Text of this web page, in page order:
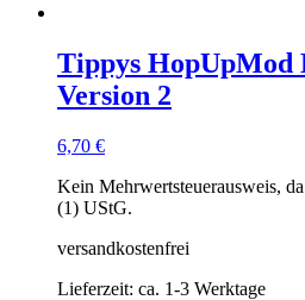
Tippys HopUpMod
Version 2
6,70 €
Kein Mehrwertsteuerausweis,
(1) UStG.
versandkostenfrei
Lieferzeit: ca. 1-3 Werktage